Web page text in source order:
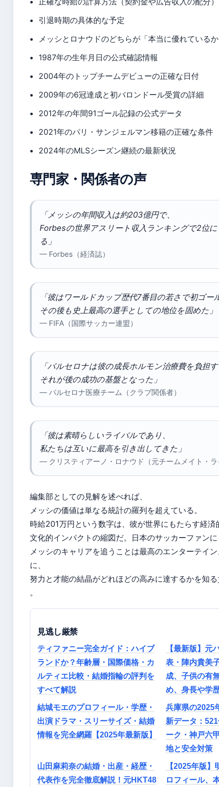
引退時期の具体的な予定
メッシとロナウドのどちらが「本当に優れている
1987年の生年月日の公式確認情報
2004年のトップチームデビューの正確な日付
2009年の6冠達成と初バロンドール受賞の詳細
2012年の年間91ゴール記録の公式データ
2021年のパリ・サンジェルマン移籍の正確な条件
2024年のMLSシーズン継続の最新状況
専門家・関係者の声
「メッシの年間収入は約203億円で、
Forbesの世界アスリート収入ランキングで2位
る」
— Forbes（経済誌）
「彼はワールドカップ歴代7番目の若さで初ゴー
その後も史上最高の選手としての地位を固めた」
— FIFA（国際サッカー連盟）
「バルセロナは彼の成長ホルモン治療費を負担
それが後の成功の基盤となった」
— バルセロナ医療チーム（クラブ関係者）
「彼は素晴らしいライバルであり、
私たちは互いに最高を引き出してきた」
— クリスティアーノ・ロナウド（元チームメイト・
編集部としての見解を述べれば、
メッシの価値は単なる統計の羅列を超えている。
時給201万円という数字は、彼が世界にもたらす経済
文化的インパクトの縮図だ。日本のサッカーファン
メッシのキャリアを追うことは最高のエンターテイ
に、
努力と才能の結晶がどれほどの高みに達するかを知
。
見逃し厳禁
ティファニー完全ガイド：ハイブ
ランドか？年齢層・国際価格・カ
ルティエ比較・結婚指輪の評判を
すべて解説
【最新版】元
表・陣内貴美
成、子供の有
め、身長や学
結城モエのプロフィール・学歴・
出演ドラマ・スリーサイズ・結婚
情報を完全網羅【2025年最新版】
兵庫県の2025
新データ：
ーク・神戸六
地と安全対策
山田麻莉奈の結婚・出産・経歴・
代表作を完全徹底解説！元HKT48
【2025年版
ロフィール、